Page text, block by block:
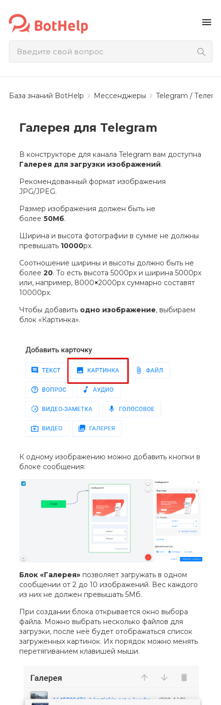
menu
База знаний BotHelp Мессенджеры Telegram /
Галерея для Telegram
В конструкторе для канала Telegram вам доступна
Галерея для загрузки изображений.
Рекомендованный формат изображения
JPG/JPEG.
Размер изображения должен быть не
более 50Мб.
Ширина и высота фотографии в сумме не должны
превышать 10000px.
Соотношение ширины и высоты должно быть не
более 20. То есть высота 5000px и ширина 5000px
или, например, 8000×2000px суммарно составят
10000px.
Чтобы добавить одно изображение, выбираем
блок «Картинка».
К одному изображению можно добавить кнопки в
блоке сообщения:
Блок «Галерея»позволяет загружать в одном
сообщении от 2 до 10 изображений. Вес каждого
из них не должен превышать 5Мб.
При создании блока открывается окно выбора
файла. Можно выбрать несколько файлов для
загрузки, после неё будет отображаться список
загруженных картинок. Их порядок можно менять
перетягиванием клавишей мыши.